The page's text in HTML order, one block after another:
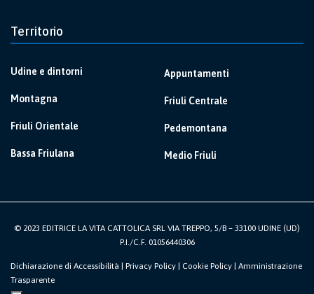
Territorio
Udine e dintorni
Montagna
Friuli Orientale
Bassa Friulana
Appuntamenti
Friuli Centrale
Pedemontana
Medio Friuli
© 2023 EDITRICE LA VITA CATTOLICA SRL VIA TREPPO, 5/B – 33100 UDINE (UD)
P.I./C.F. 01056440306
Dichiarazione di Accessibilità Privacy Policy Cookie Policy
Amministrazione
Trasparente